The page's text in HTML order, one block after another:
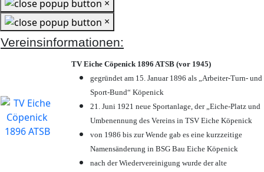
×
×
Vereinsinformationen:
TV Eiche Cöpenick 1896 ATSB (vor 1945)
gegründet am 15. Januar 1896 als „Arbeiter-Turn- und
Sport-Bund“ Köpenick
21. Juni 1921 neue Sportanlage, der „Eiche-Platz und
Umbenennung des Vereins in TSV Eiche Köpenick
von 1986 bis zur Wende gab es eine kurzzeitige
Namensänderung in BSG Bau Eiche Köpenick
nach der Wiedervereinigung wurde der alte